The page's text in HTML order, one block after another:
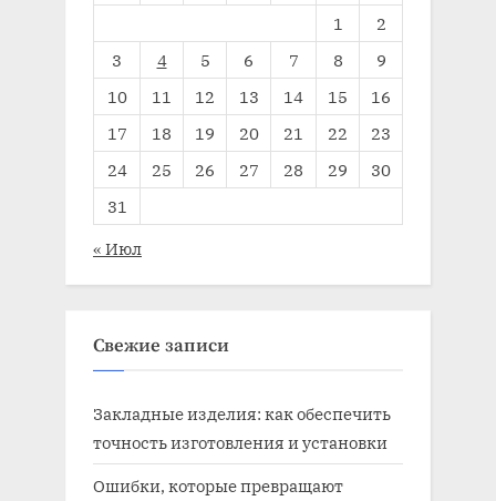
1
2
3
4 5 6 7 8
9
10
11 12 13 14 15
16
17
18 19 20 21 22
23
24
25 26 27 28 29
30
31
« Июл
Свежие записи
Закладные изделия: как обеспечить
точность изготовления и установки
Ошибки, которые превращают